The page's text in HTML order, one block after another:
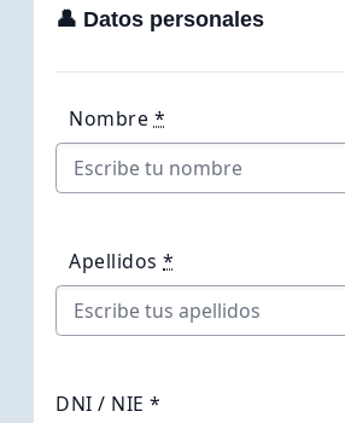
👤 Datos personales
Nombre *
Apellidos*
DNI / NIE *